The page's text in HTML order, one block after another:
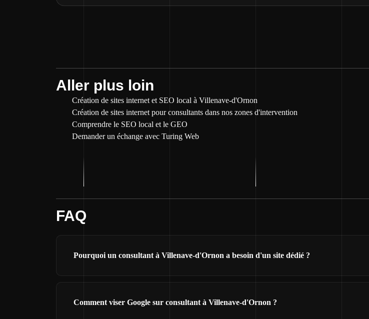
Aller plus loin
Création de sites internet et SEO local à Villenave-d'Ornon
Création de sites internet pour consultants dans nos zones d'intervention
Comprendre le SEO local et le GEO
Demander un échange avec Turing Web
FAQ
Pourquoi un consultant à Villenave-d'Ornon a besoin d'un site dédié ?
Comment viser Google sur consultant à Villenave-d'Ornon ?